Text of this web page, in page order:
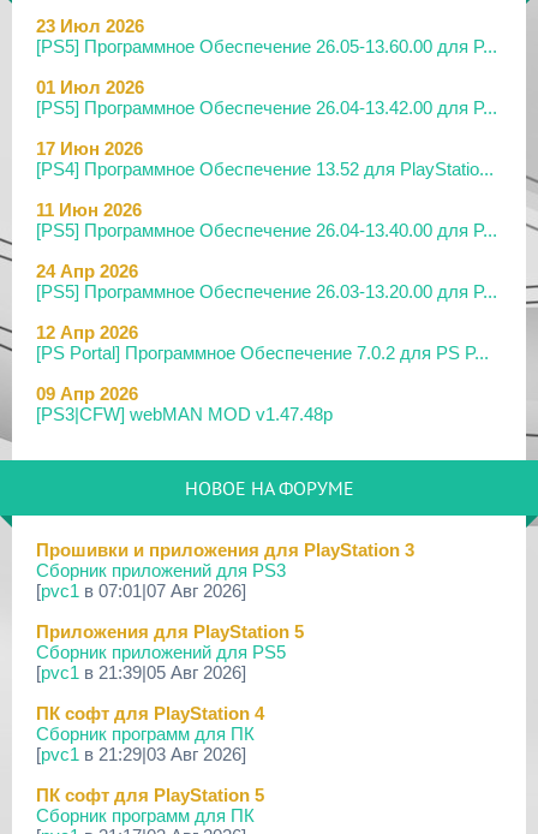
23 Июл 2026
[PS5] Программное Обеспечение 26.05-13.60.00 для P...
01 Июл 2026
[PS5] Программное Обеспечение 26.04-13.42.00 для P...
17 Июн 2026
[PS4] Программное Обеспечение 13.52 для PlayStatio...
11 Июн 2026
[PS5] Программное Обеспечение 26.04-13.40.00 для P...
24 Апр 2026
[PS5] Программное Обеспечение 26.03-13.20.00 для P...
12 Апр 2026
[PS Portal] Программное Обеспечение 7.0.2 для PS P...
09 Апр 2026
[PS3|CFW] webMAN MOD v1.47.48p
19 Мар 2026
18 Мар 2026
[PS3] Программное Обеспечение 4.93 для PlayStation...
17 Мар 2026
[PS4] Программное Обеспечение 13.50 для PlayStatio...
[PS5] Программное Обеспечение 26.02-13.00.00 для P...
19 Фев 2026
02 Фев 2026
НОВОЕ НА ФОРУМЕ
Прошивки и приложения для PlayStation 3
Сборник приложений для PS3
[pvc1 в 07:01|07 Авг 2026]
Приложения для PlayStation 5
Сборник приложений для PS5
[pvc1 в 21:39|05 Авг 2026]
ПК софт для PlayStation 4
Сборник программ для ПК
[pvc1 в 21:29|03 Авг 2026]
ПК софт для PlayStation 5
Сборник программ для ПК